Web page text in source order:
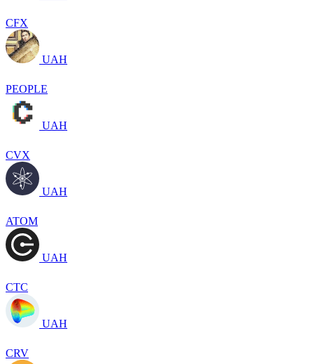
CFX
UAH
PEOPLE
UAH
CVX
UAH
ATOM
UAH
CTC
UAH
CRV